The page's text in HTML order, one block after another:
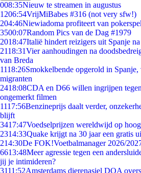
008:35Nieuw te streamen in augustus
1206:54VrijMiBabes #316 (not very sfw!)
204:46Niewiadoma profiteert van
3500:07Random Pics van de Dag #1979
2018:47Italië hindert reizigers uit Spanje
2118:31Vier aanhoudingen na
van Breda
1118:26Smokkelbende opgerold in
migranten
2418:08CDA en D66 willen ingrijpen
ongemerkt filmen
1117:56Benzineprijs daalt verder,
blijft
3417:47Voedselprijzen wereldwijd op
2314:33Quake krijgt na 30 jaar een gratis
214:30De FOK!Voetbalmanager 2026/
6613:48Meer agressie tegen een
jij je intimideren?
3111:52Amsterdams dierenasiel DOA